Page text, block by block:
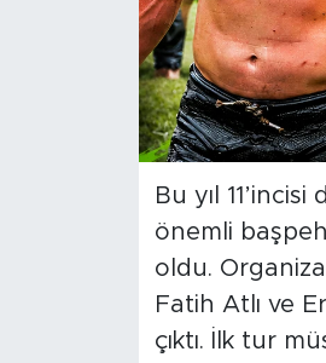
Bu yıl
önemli
oldu.
Fatih Atlı ve
çıktı. İlk tur